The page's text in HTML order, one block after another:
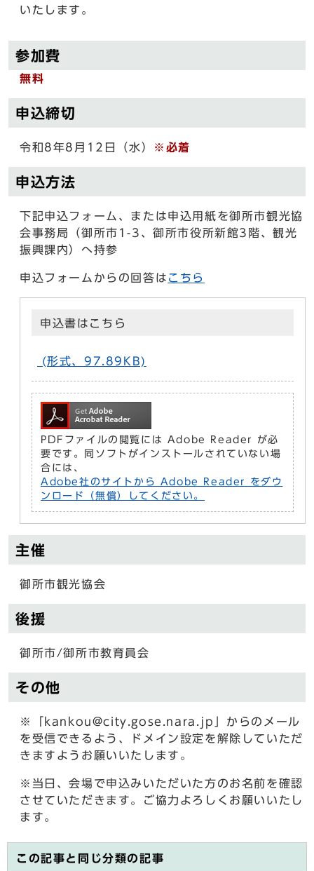
いたします。
参加費
無料
申込締切
令和8年8月12日（水） ※必着
申込方法
下記申込フォーム、または申込用紙を御所市観光協
会事務局（御所市1-3、御所市役所新館3階、観光
振興課内）へ持参
申込フォームからの回答は こちら
申込書はこちら
(形式、97.89KB)
PDFファイルの閲覧には Adobe Reader が必
要です。同ソフトがインストールされていない場
合には、
Adobe社のサイトから Adobe Reader をダウ
ンロード（無償）してください。
主催
御所市観光協会
後援
御所市/御所市教育員会
その他
※「kankou@city.gose.nara.jp」からのメール
を受信できるよう、ドメイン設定を解除していただ
きますようお願いいたします。
※当日、会場で申込みいただいた方のお名前を確認
させていただきます。ご協力よろしくお願いいたし
ます。
この記事と同じ分類の記事